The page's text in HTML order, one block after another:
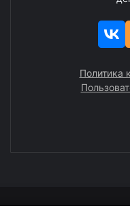
Политика